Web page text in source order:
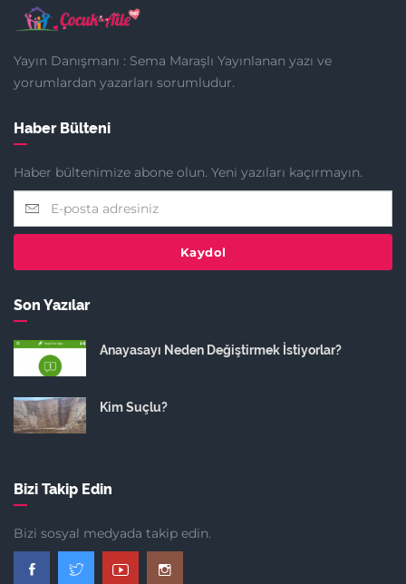
Yayın Danışmanı : Sema Maraşlı Yayınlanan yazı ve
yorumlardan yazarları sorumludur.
Haber Bülteni
Haber bültenimize abone olun. Yeni yazıları kaçırmayın.
Kaydol
Son Yazılar
Anayasayı Neden Değiştirmek İstiyorlar?
Kim Suçlu?
Bizi Takip Edin
Bizi sosyal medyada takip edin.